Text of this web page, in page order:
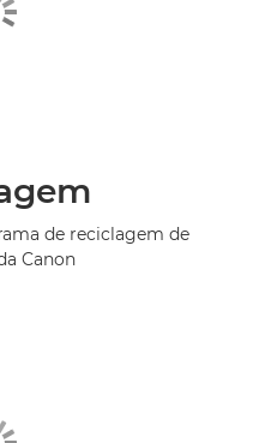
de reciclagem de
Canon